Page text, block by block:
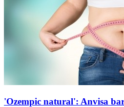
'Ozempic natural': Anvisa